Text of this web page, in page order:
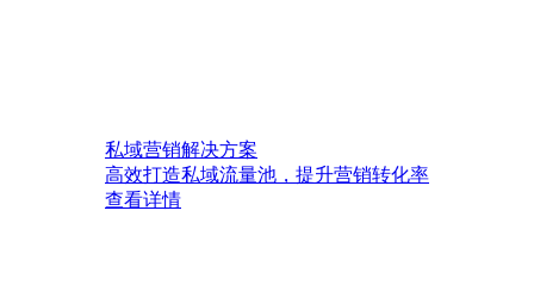
私域营销解决方案
高效打造私域流量池，提升营销转化率
查看详情